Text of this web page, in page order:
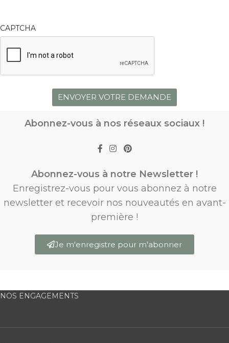
CAPTCHA
Abonnez-vous à nos réseaux sociaux !
Abonnez-vous à notre Newsletter !
Enregistrez-vous pour vous abonnez à notre
newsletter et recevoir nos nouveautés en avant-
première !
Je m'enregistre pour m'abonner
NOS ENGAGEMENTS